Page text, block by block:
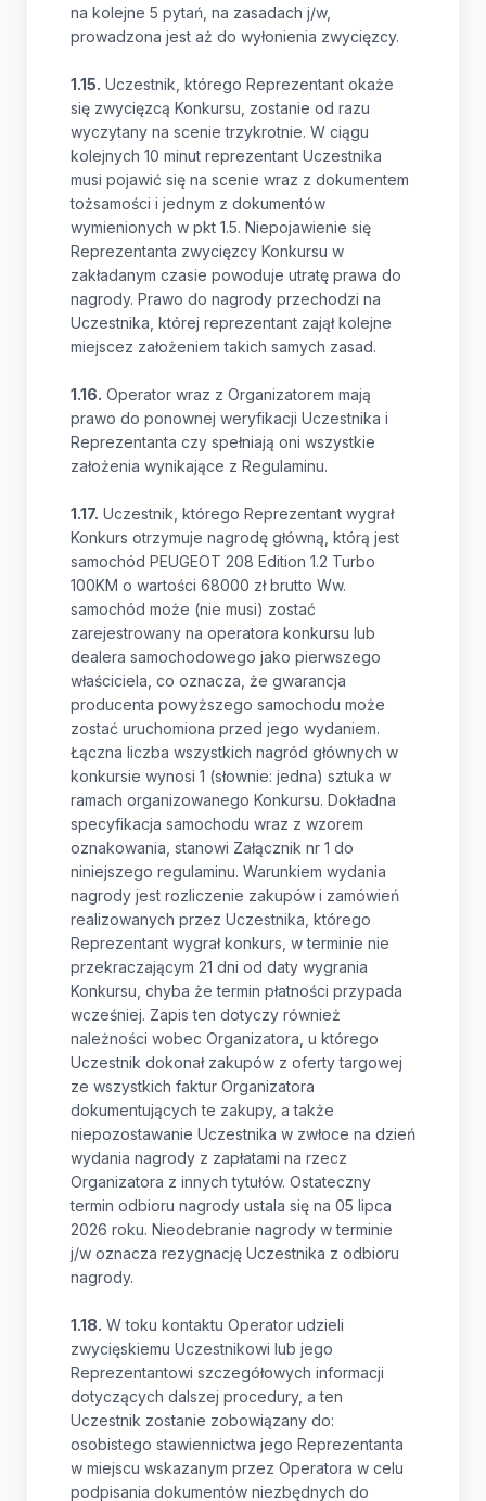
na kolejne 5 pytań, na zasadach j/w,
prowadzona jest aż do wyłonienia zwycięzcy.
1.15. Uczestnik, którego Reprezentant okaże
się zwycięzcą Konkursu, zostanie od razu
wyczytany na scenie trzykrotnie. W ciągu
kolejnych 10 minut reprezentant Uczestnika
musi pojawić się na scenie wraz z dokumentem
tożsamości i jednym z dokumentów
wymienionych w pkt 1.5. Niepojawienie się
Reprezentanta zwycięzcy Konkursu w
zakładanym czasie powoduje utratę prawa do
nagrody. Prawo do nagrody przechodzi na
Uczestnika, której reprezentant zajął kolejne
miejscez założeniem takich samych zasad.
1.16. Operator wraz z Organizatorem mają
prawo do ponownej weryfikacji Uczestnika i
Reprezentanta czy spełniają oni wszystkie
założenia wynikające z Regulaminu.
1.17. Uczestnik, którego Reprezentant wygrał
Konkurs otrzymuje nagrodę główną, którą jest
samochód PEUGEOT 208 Edition 1.2 Turbo
100KM o wartości 68000 zł brutto Ww.
samochód może (nie musi) zostać
zarejestrowany na operatora konkursu lub
dealera samochodowego jako pierwszego
właściciela, co oznacza, że gwarancja
producenta powyższego samochodu może
zostać uruchomiona przed jego wydaniem.
Łączna liczba wszystkich nagród głównych w
konkursie wynosi 1 (słownie: jedna) sztuka w
ramach organizowanego Konkursu. Dokładna
specyfikacja samochodu wraz z wzorem
oznakowania, stanowi Załącznik nr 1 do
niniejszego regulaminu. Warunkiem wydania
nagrody jest rozliczenie zakupów i zamówień
realizowanych przez Uczestnika, którego
Reprezentant wygrał konkurs, w terminie nie
przekraczającym 21 dni od daty wygrania
Konkursu, chyba że termin płatności przypada
wcześniej. Zapis ten dotyczy również
należności wobec Organizatora, u którego
Uczestnik dokonał zakupów z oferty targowej
ze wszystkich faktur Organizatora
dokumentujących te zakupy, a także
niepozostawanie Uczestnika w zwłoce na dzień
wydania nagrody z zapłatami na rzecz
Organizatora z innych tytułów. Ostateczny
termin odbioru nagrody ustala się na 05 lipca
2026 roku. Nieodebranie nagrody w terminie
j/w oznacza rezygnację Uczestnika z odbioru
nagrody.
1.18. W toku kontaktu Operator udzieli
zwycięskiemu Uczestnikowi lub jego
Reprezentantowi szczegółowych informacji
dotyczących dalszej procedury, a ten
Uczestnik zostanie zobowiązany do:
osobistego stawiennictwa jego Reprezentanta
w miejscu wskazanym przez Operatora w celu
podpisania dokumentów niezbędnych do